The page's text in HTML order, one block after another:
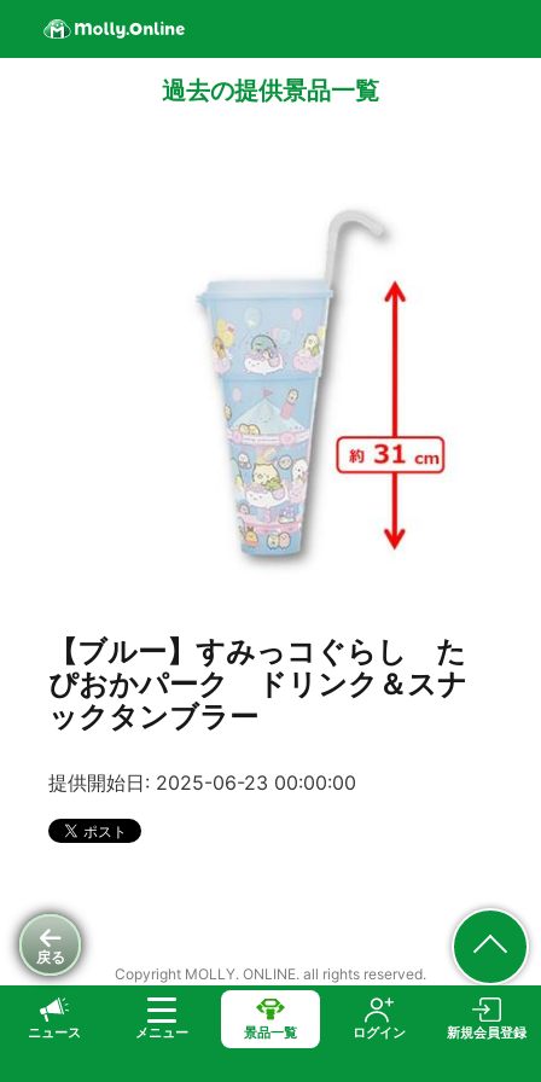
ニュース メニュー 景品一覧 ログイン 新規会員登録
戻る
過去の提供景品一覧
【ブルー】すみっコぐらし た
ぴおかパーク ドリンク＆スナ
ックタンブラー
提供開始日: 2025-06-23 00:00:00
Copyright MOLLY. ONLINE. all rights reserved.